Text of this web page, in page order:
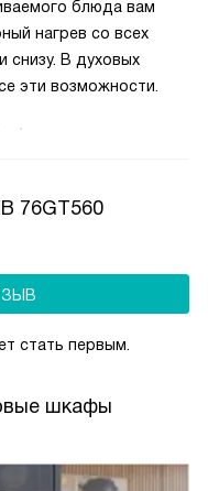
блюда вам
нагрев со всех
снизу. В духовых
эти возможности.
76GT560
стать первым.
шкафы